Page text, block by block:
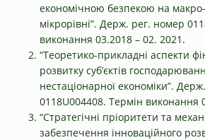
економічною безпекою на
мікрорівні”. Держ. рег. номер
виконання 03.2018 – 02. 2021.
“Теоретико-прикладні аспекти
розвитку суб’єктів
нестаціонарної економіки”.
0118U004408. Термін виконання
“Стратегічні пріоритети та
забезпечення інноваційного